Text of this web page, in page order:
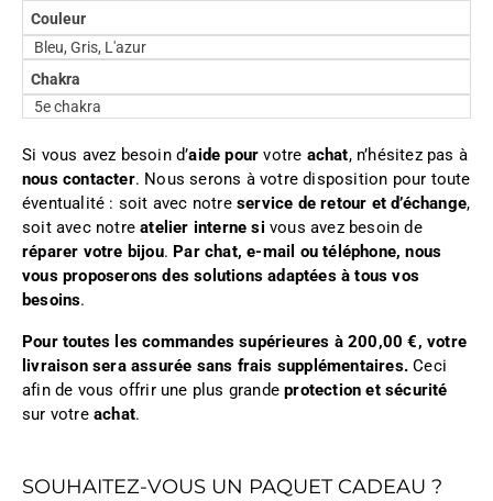
Couleur
Bleu, Gris, L'azur
Chakra
5e chakra
Si vous avez besoin d’aide pour votre achat, n’hésitez pas à
nous contacter. Nous serons à votre disposition pour toute
éventualité : soit avec notre service de retour et d’échange,
soit avec notreatelier interne si vous avez besoin de
réparer votre bijou. Par chat, e-mail ou téléphone, nous
vous proposerons des solutions adaptées à tous vos
besoins.
Pour toutes les commandes supérieures à 200,00 €, votre
livraison sera assurée sans frais supplémentaires. Ceci
afin de vous offrir une plus grandeprotection et sécurité
sur votre achat.
SOUHAITEZ-VOUS UN PAQUET CADEAU ?